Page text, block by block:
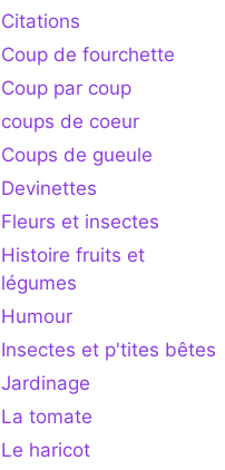
Citations
Coup de fourchette
Coup par coup
coups de coeur
Coups de gueule
Devinettes
Fleurs et insectes
Histoire fruits et
légumes
Humour
Insectes et p'tites bêtes
Jardinage
La tomate
Le haricot